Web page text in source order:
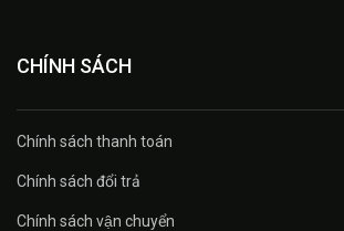
CHÍNH SÁCH
Chính sách thanh toán
Chính sách đổi trả
Chính sách vận chuyển